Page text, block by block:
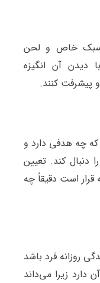
سبک خاص و لحن
دیدن آن انگیزه
پیشرفت کنند.
چه هدفی دارد و
کند. تعیین
است دقیقاً چه
روزانه فرد باشد
دارد زیرا می‌داند